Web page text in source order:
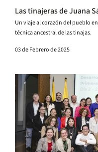
Las tinajeras de Juana
Un viaje al corazón del pueblo
técnica ancestral de las tinajas.
03 de Febrero de 2025